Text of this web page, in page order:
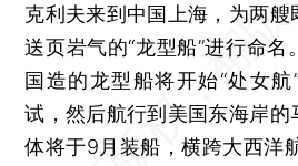
克利夫来到中国上海，为两艘
送页岩气的“龙型船”进行命名
国造的龙型船将开始“处女航
试，然后航行到美国东海岸的
体将于9月装船，横跨大西洋